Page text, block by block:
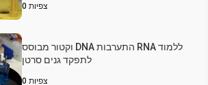
0 צפיות
וקטור מבוסס DNA התערבות RNA ללמוד
לתפקד גנים סרטן
0 צפיות